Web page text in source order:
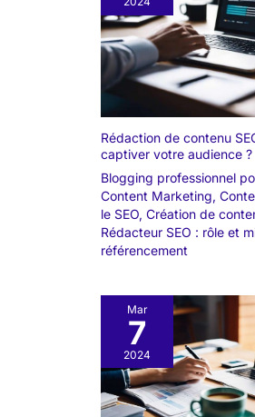
Rédaction de contenu
captiver votre audience ?
Blogging professionnel
Content Marketing,
le SEO, Création de
Rédacteur SEO : rôle et
référencement
Mar
7
2024